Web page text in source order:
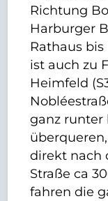
Richtung
Harburger
Rathaus
ist auch zu
Heimfeld
ganz runter
direkt nach
Straße ca
fahren die